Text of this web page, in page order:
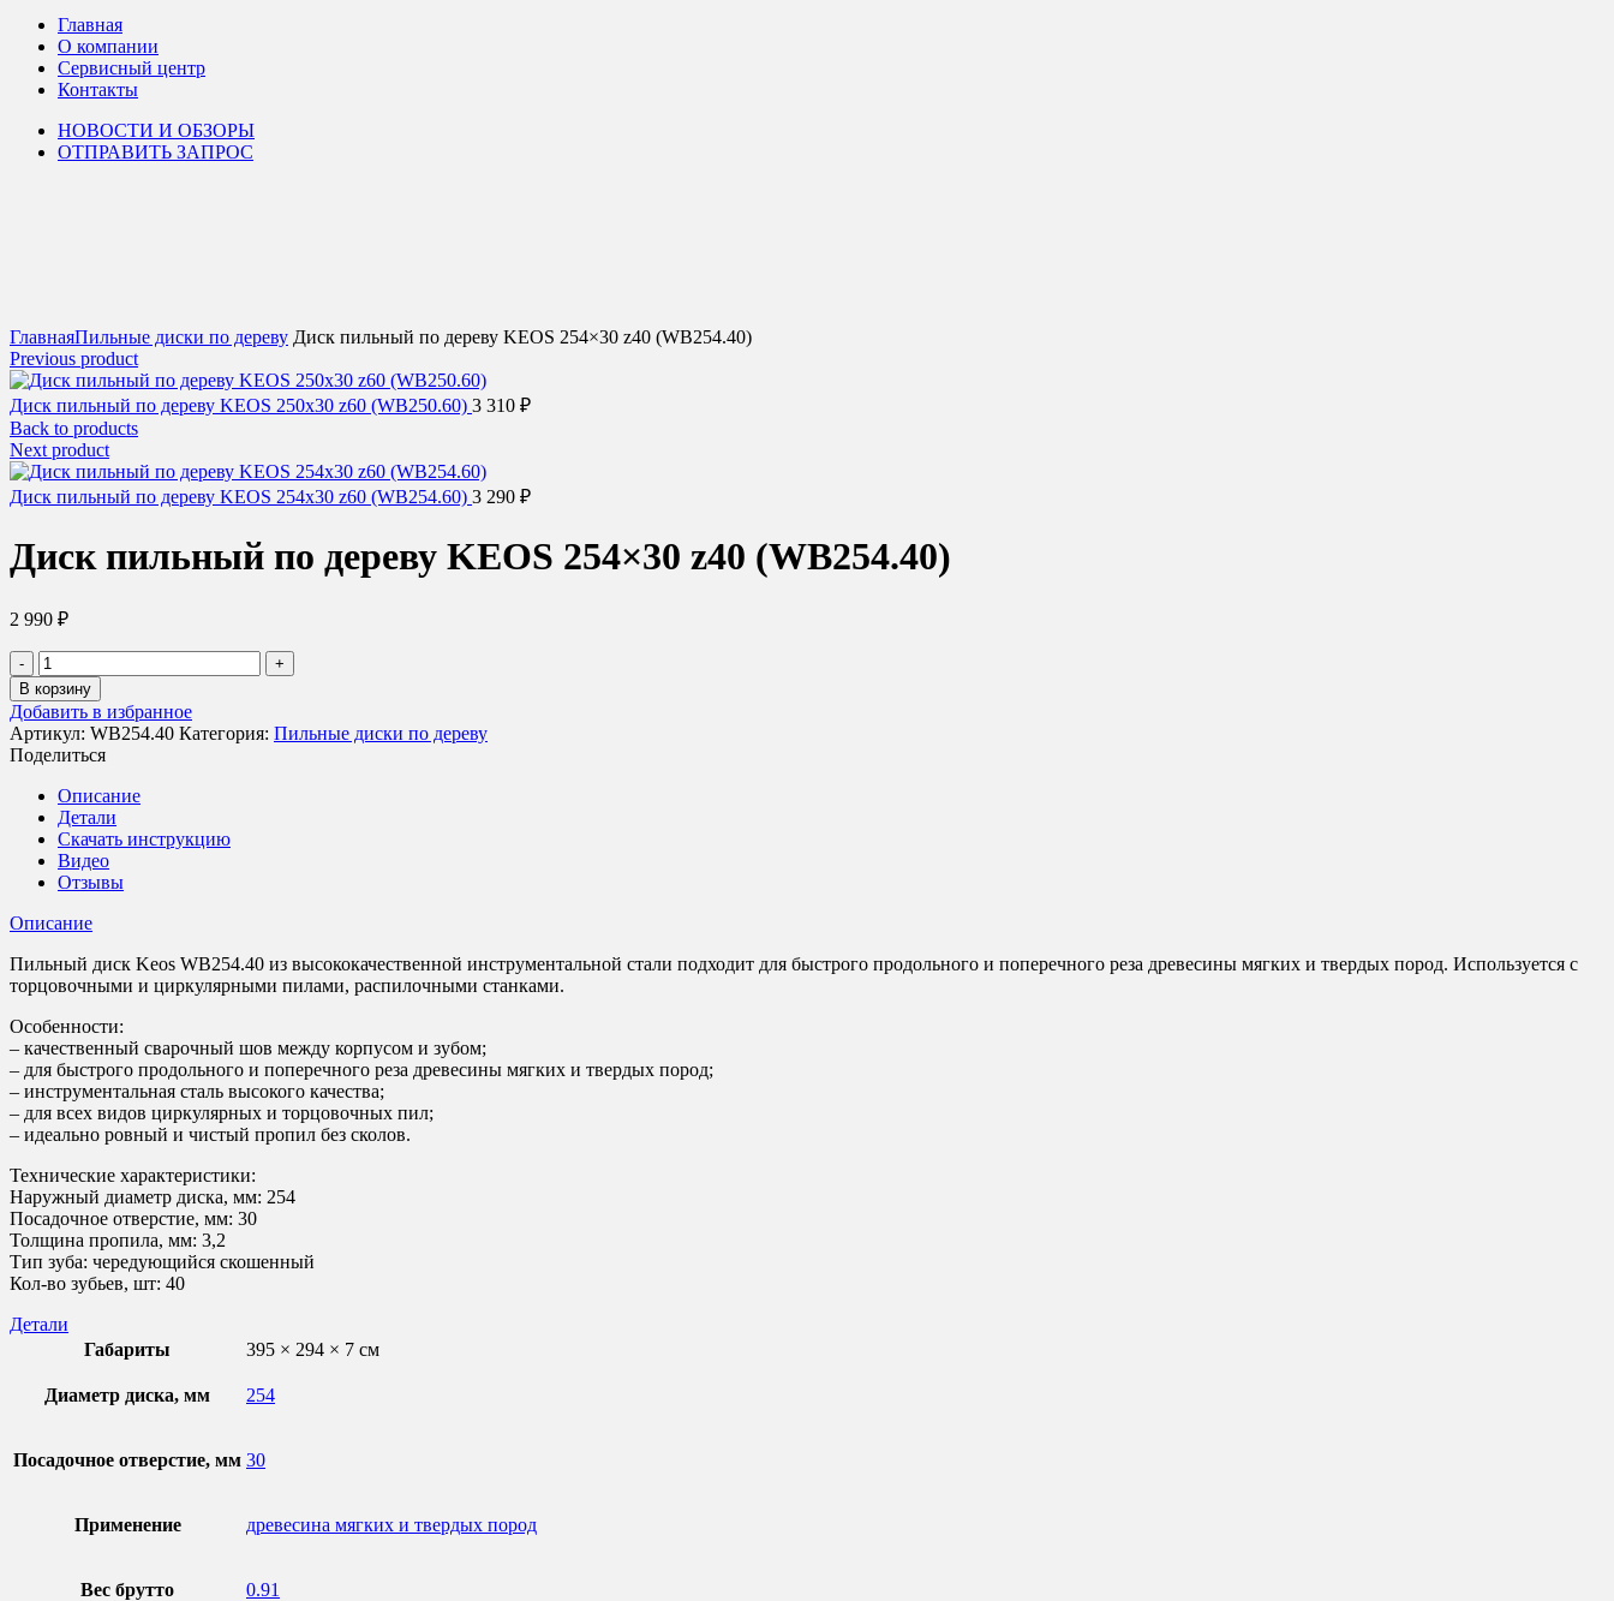
Главная
О компании
Сервисный центр
Контакты
НОВОСТИ И ОБЗОРЫ
ОТПРАВИТЬ ЗАПРОС
ГлавнаяПильные диски по дереву Диск пильный по дереву KEOS 254×30 z40 (WB254.40)
Previous product
Диск пильный по дереву KEOS 250x30 z60 (WB250.60) 3 310 ₽
Back to products
Next product
Диск пильный по дереву KEOS 254x30 z60 (WB254.60) 3 290 ₽
Диск пильный по дереву KEOS 254×30 z40 (WB254.40)
2 990 ₽
Количество
товара
Диск
пильный
по
дереву
KEOS
254x30
z40
(WB254.40)
В корзину
Добавить в избранное
Артикул: WB254.40 Категория: Пильные диски по дереву
Поделиться
Описание
Детали
Скачать инструкцию
Видео
Отзывы
Описание
Пильный диск Keos WB254.40 из высококачественной инструментальной стали подходит для быстрого продольного и поперечного реза древесины мягких и твердых пород. Используется с
торцовочными и циркулярными пилами, распилочными станками.
Особенности:
– качественный сварочный шов между корпусом и зубом;
– для быстрого продольного и поперечного реза древесины мягких и твердых пород;
– инструментальная сталь высокого качества;
– для всех видов циркулярных и торцовочных пил;
– идеально ровный и чистый пропил без сколов.
Технические характеристики:
Наружный диаметр диска, мм: 254
Посадочное отверстие, мм: 30
Толщина пропила, мм: 3,2
Тип зуба: чередующийся скошенный
Кол-во зубьев, шт: 40
Детали
Габариты
395 × 294 × 7 см
Диаметр диска, мм 254
Посадочное отверстие, мм 30
Применение древесина мягких и твердых пород
Вес брутто 0.91